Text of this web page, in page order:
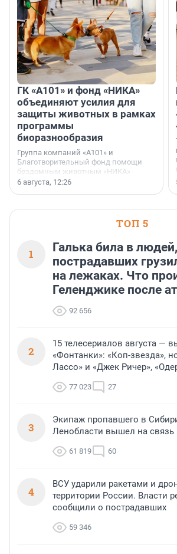
ГК «А101» и фонд «НИКА»
объединяют усилия для
защиты животных в рамках
программы
биоразнообразия
Группа компаний «А101» и
Благотворительный фонд помощи
бездомным животным «НИКА»
заключили соглашение о
6 августа, 12:26
ТОП 5
1
Галька била в людей,
пострадавших
на лежаках. Что
Геленджике после
92 656
2
15 телесериалов августа —
«Фонтанки»: «Коп-звезда»,
Лассо» и «Джек Ричер»,
77 023 27
3
Экипаж пропавшего в
Ленобласти вышел на связь
61 819 60
4
ВСУ ударили ракетами и
территории России. Власти
сообщили о пострадавших
59 346